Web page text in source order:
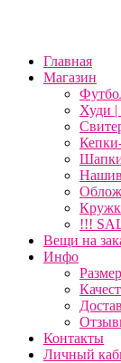
Главная
Магазин
Худи
!!!
Вещи на
Инфо
Контакты
Личный